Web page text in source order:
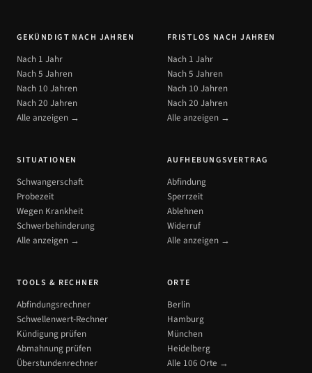
GEKÜNDIGT NACH JAHREN
Nach 1 Jahr
Nach 5 Jahren
Nach 10 Jahren
Nach 20 Jahren
Alle anzeigen →
FRISTLOS NACH JAHREN
Nach 1 Jahr
Nach 5 Jahren
Nach 10 Jahren
Nach 20 Jahren
Alle anzeigen →
SITUATIONEN
Schwangerschaft
Probezeit
Wegen Krankheit
Schwerbehinderung
Alle anzeigen →
AUFHEBUNGSVERTRAG
Abfindung
Sperrzeit
Ablehnen
Widerruf
Alle anzeigen →
TOOLS & RECHNER
Abfindungsrechner
Schwellenwert-Rechner
Kündigung prüfen
Abmahnung prüfen
Überstundenrechner
ORTE
Berlin
Hamburg
München
Heidelberg
Alle 106 Orte →